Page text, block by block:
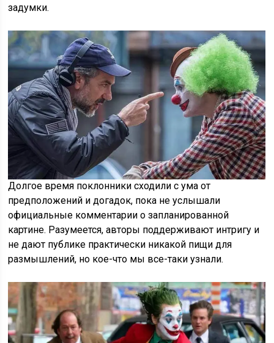
задумки.
Долгое время поклонники сходили с ума от
предположений и догадок, пока не услышали
официальные комментарии о запланированной
картине. Разумеется, авторы поддерживают интригу и
не дают публике практически никакой пищи для
размышлений, но кое-что мы все-таки узнали.